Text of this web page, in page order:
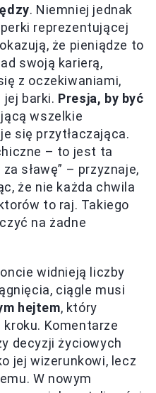
. Niemniej jednak
reprezentującej
że pieniądze to
swoją karierą,
z oczekiwaniami,
jej barki. Presja, by być
wszelkie
się przytłaczająca.
– to jest ta
sławę” – przyznaje,
że nie każda chwila
to raj. Takiego
na żadne
widnieją liczby
ciągle musi
hejtem, który
Komentarze
decyzji życiowych
jej wizerunkowi, lecz
W nowym